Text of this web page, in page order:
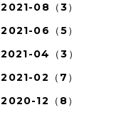
2021-08（3）
2021-06（5）
2021-04（3）
2021-02（7）
2020-12（8）